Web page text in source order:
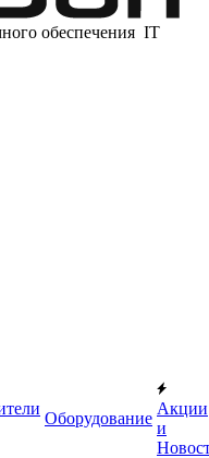
обеспечения IT
Оборудование
Акции
и